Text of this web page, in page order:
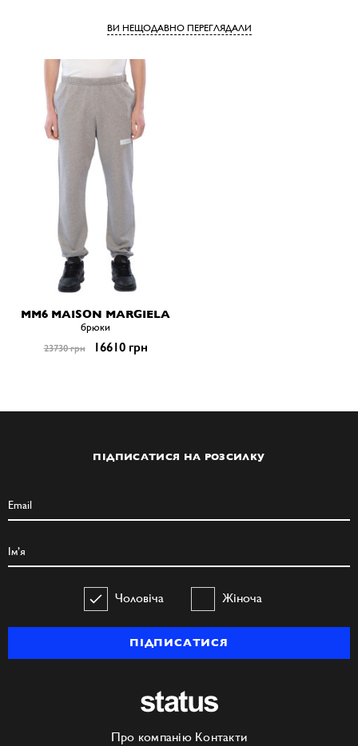
ВИ НЕЩОДАВНО ПЕРЕГЛЯДАЛИ
MM6 MAISON MARGIELA
брюки
23730 грн 16610 грн
ПІДПИСАТИСЯ НА РОЗСИЛКУ
Чоловіча Жіноча
ПІДПИСАТИСЯ
Про компанію Контакти